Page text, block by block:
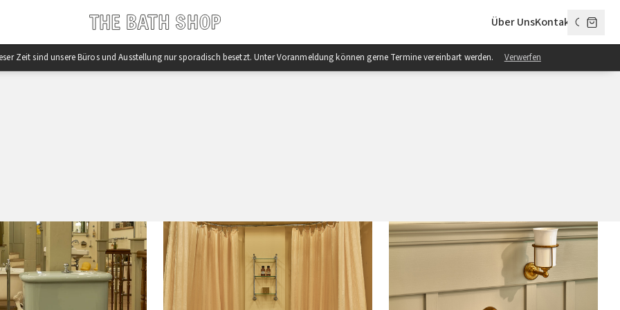
Zeit sind unsere Büros und Ausstellung nur sporadisch besetzt. Unter Voranmeldung können gerne Termine vereinbart werden. Verwerfen
Über UnsKontakt